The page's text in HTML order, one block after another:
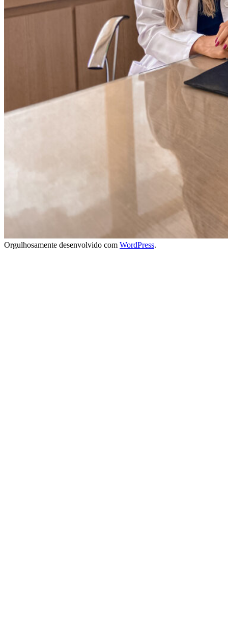
Orgulhosamente desenvolvido com WordPress.